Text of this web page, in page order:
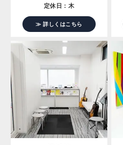
定休日：木
≫ 詳しくはこちら